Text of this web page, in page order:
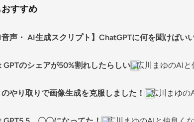
すすめ
音声・ AI生成スクリプト】ChatGPTに何を聞けばい
GPTのシェアが50%割れしたらしい 広川まゆのAI
やり取りで画像生成を克服しました！ 広川まゆの